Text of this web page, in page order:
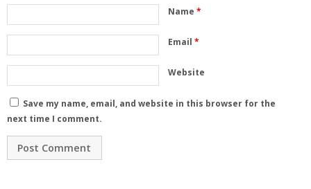
Name *
Email *
Website
Save my name, email, and website in this browser for the
next time I comment.